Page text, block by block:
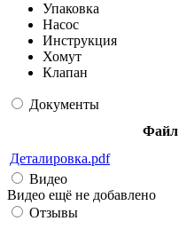
Упаковка
Насос
Инструкция
Хомут
Клапан
Документы
Файл
Деталировка.pdf
Видео
Видео ещё не добавлено
Отзывы